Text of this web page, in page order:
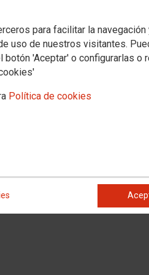
para facilitar la navegación
uso de nuestros visitantes.
'Aceptar' o configurarlas o
Política de cookies
LA TRANSICIÓN Y EN LA
el mandato de Emilio Huerta Triqui y